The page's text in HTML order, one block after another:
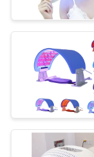
TRETEN